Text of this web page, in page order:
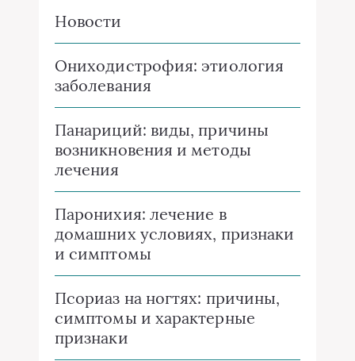
Новости
Ониходистрофия: этиология
заболевания
Панариций: виды, причины
возникновения и методы
лечения
Паронихия: лечение в
домашних условиях, признаки
и симптомы
Псориаз на ногтях: причины,
симптомы и характерные
признаки